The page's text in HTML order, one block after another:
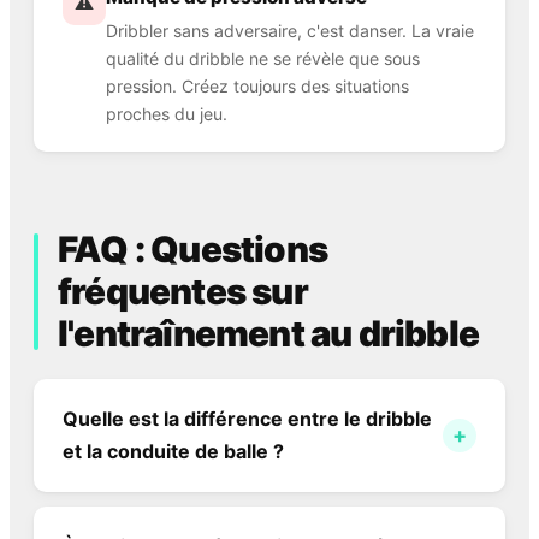
Dribbler sans adversaire, c'est danser. La vraie
qualité du dribble ne se révèle que sous
pression. Créez toujours des situations
proches du jeu.
FAQ : Questions
fréquentes sur
l'entraînement au dribble
Quelle est la différence entre le dribble
et la conduite de balle ?
+